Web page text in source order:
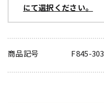
にて選択ください。
商品記号 F845-303